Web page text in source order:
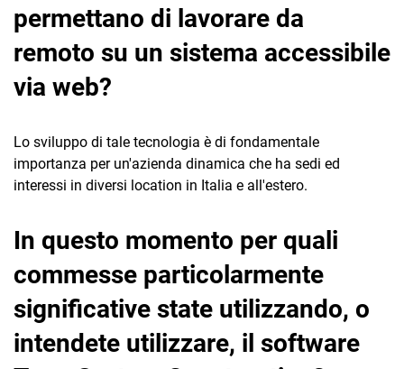
permettano di lavorare da
remoto su un sistema accessibile
via web?
Lo sviluppo di tale tecnologia è di fondamentale
importanza per un'azienda dinamica che ha sedi ed
interessi in diversi location in Italia e all'estero.
In questo momento per quali
commesse particolarmente
significative state utilizzando, o
intendete utilizzare, il software